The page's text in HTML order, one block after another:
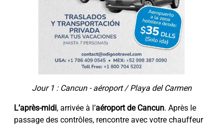
Jour 1 : Cancun - aéroport / Playa del Carmen
L’après-midi, arrivée à l’aéroport de Cancun. Après le
passage des contrôles, rencontre avec votre chauffeur